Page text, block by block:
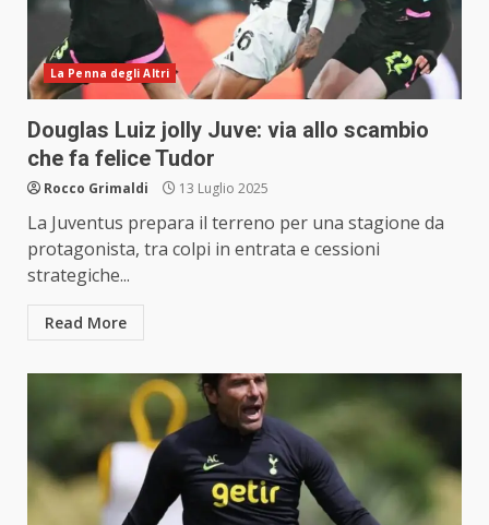
La Penna degli Altri
Douglas Luiz jolly Juve: via allo scambio
che fa felice Tudor
Rocco Grimaldi 13 Luglio 2025
La Juventus prepara il terreno per una stagione da
protagonista, tra colpi in entrata e cessioni
strategiche...
Read More